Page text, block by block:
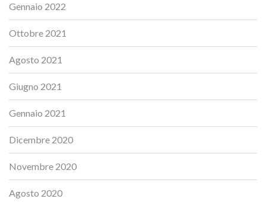
Gennaio 2022
Ottobre 2021
Agosto 2021
Giugno 2021
Gennaio 2021
Dicembre 2020
Novembre 2020
Agosto 2020